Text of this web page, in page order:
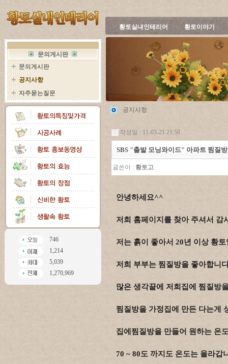
황토실내인테리어 황토이야기
문의게시판
문의게시판
공지사항
자주묻는질문
746
1,214
5,039
1,270,969
공지사항
작성일 : 11-03-21 21:58
SBS "출발 모닝와이드" 아파트 찜질
글쓴이 : 황토고
안녕하세요^^
저희 홈페이지를 찾아 주셔서 감
저는 흙이 좋아서 20년 이상 황
저희 부부는 찜질방을 좋아합니
많은 생각끝에 저희집에 찜질방
찜질방을 가정집에 만든 다는게
집에찜질방을 만들어 원하는 온
70 ~ 80도 까지도 온도는 올라갑